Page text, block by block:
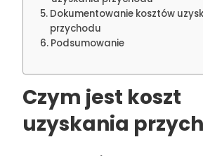
Dokumentowanie kosztów
przychodu
Podsumowanie
Czym jest koszt
uzyskania